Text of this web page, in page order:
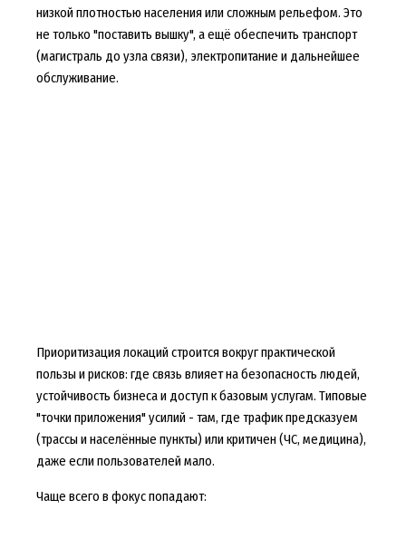
низкой плотностью населения или сложным рельефом. Это
не только "поставить вышку", а ещё обеспечить транспорт
(магистраль до узла связи), электропитание и дальнейшее
обслуживание.
Приоритизация локаций строится вокруг практической
пользы и рисков: где связь влияет на безопасность людей,
устойчивость бизнеса и доступ к базовым услугам. Типовые
"точки приложения" усилий - там, где трафик предсказуем
(трассы и населённые пункты) или критичен (ЧС, медицина),
даже если пользователей мало.
Чаще всего в фокус попадают: